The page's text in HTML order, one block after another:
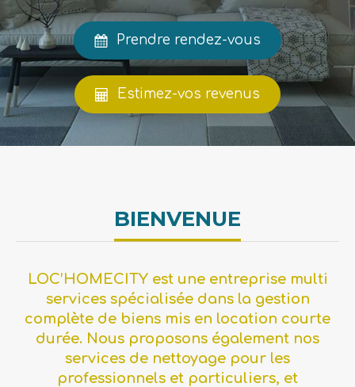
Prendre rendez-vous
Estimez-vos revenus
BIENVENUE
LOC’HOMECITY est une entreprise multi
services spécialisée dans la gestion
complète de biens mis en location courte
durée. Nous proposons également nos
services de nettoyage pour les
professionnels et particuliers, et